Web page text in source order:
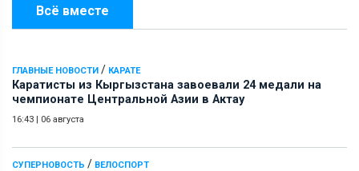
Всё вместе
ГЛАВНЫЕ НОВОСТИ / КАРАТЕ
Каратисты из Кыргызстана завоевали 24 медали на
чемпионате Центральной Азии в Актау
16:43 | 06 августа
СУПЕРНОВОСТЬ / ВЕЛОСПОРТ